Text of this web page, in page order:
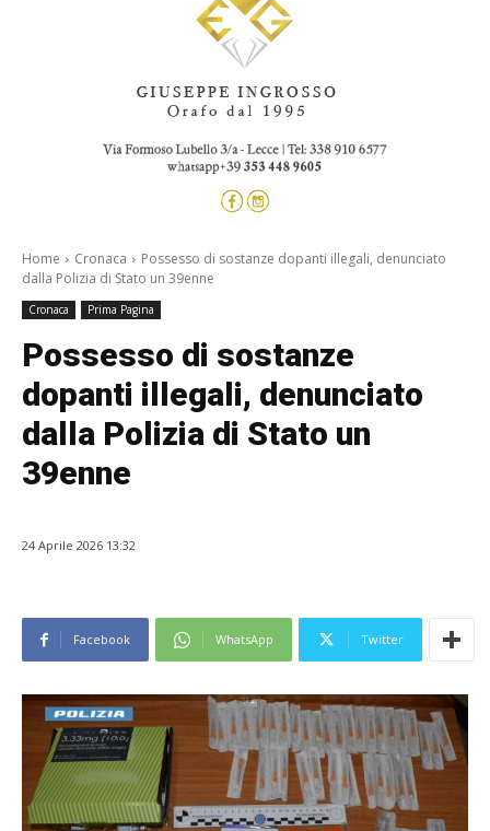
Home Cronaca
Possesso di sostanze dopanti illegali, denunciato
dalla Polizia di Stato un 39enne
Cronaca Prima Pagina
Possesso di sostanze
dopanti illegali, denunciato
dalla Polizia di Stato un
39enne
24 Aprile 2026 13:32
Facebook WhatsApp Twitter